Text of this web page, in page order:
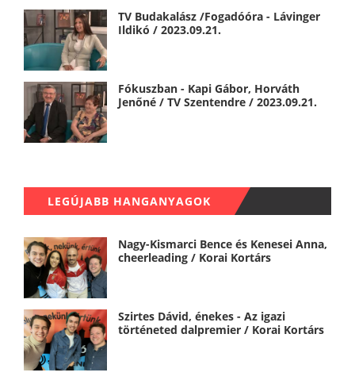
TV Budakalász /Fogadóóra - Lávinger
Ildikó / 2023.09.21.
Fókuszban - Kapi Gábor, Horváth
Jenőné / TV Szentendre / 2023.09.21.
LEGÚJABB HANGANYAGOK
Nagy-Kismarci Bence és Kenesei Anna,
cheerleading / Korai Kortárs
Szirtes Dávid, énekes - Az igazi
történeted dalpremier / Korai Kortárs